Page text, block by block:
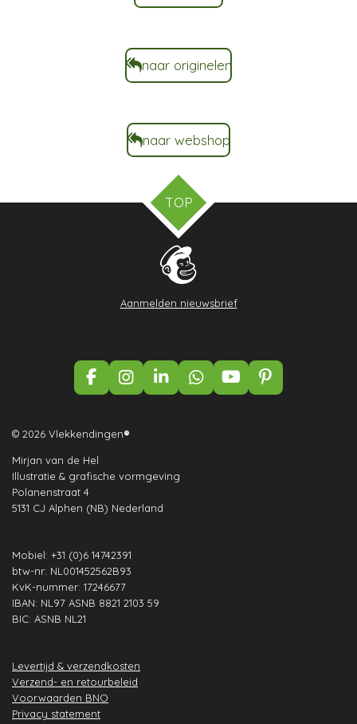
naar originelen
naar webshop
TOP
Aanmelden nieuwsbrief
F
a
e
o
o
I
n
t
r
m
L
i
I
W
h
Y
o
P
i
© 2026 Vlekkendingen®
Mirjan van de Hel
Illustratie & grafische vormgeving
Polanenstraat 4
5131 CJ Alphen (NB) Nederland
Mobiel: +31 (0)6 14742391
btw-nr: NL001452562B93
KvK-nummer: 17246677
IBAN: NL97 ASNB 8821 2103 59
BIC: ASNB NL21
Levertijd & verzendkosten
Verzend- en retourbeleid
Voorwaarden BNO
Privacy statement